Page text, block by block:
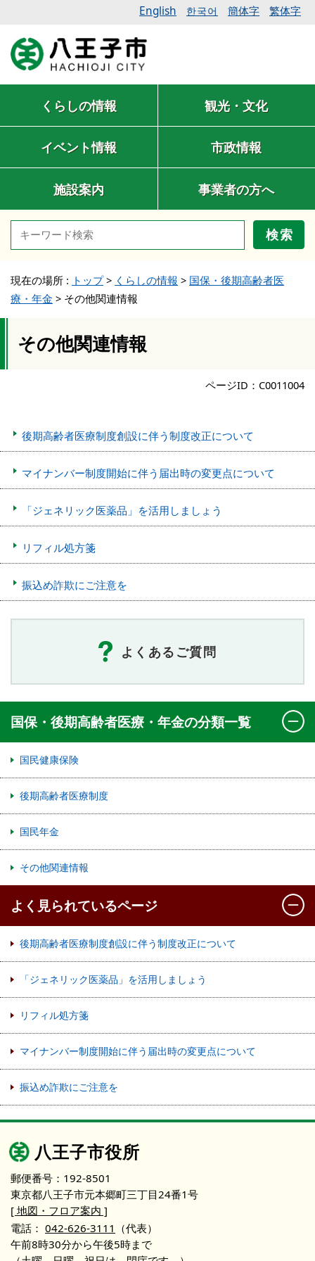
English 한국어 簡体字 繁体字
くらしの情報 観光・文化
イベント情報 市政情報
施設案内 事業者の方へ
検索
現在の場所 : トップ> くらしの情報 > 国保・後期高齢者医
療・年金 > その他関連情報
その他関連情報
ページID：C0011004
後期高齢者医療制度創設に伴う制度改正について
マイナンバー制度開始に伴う届出時の変更点について
「ジェネリック医薬品」を活用しましょう
リフィル処方箋
振込め詐欺にご注意を
よくあるご質問
国保・後期高齢者医療・年金の分類一覧
国民健康保険
後期高齢者医療制度
国民年金
その他関連情報
よく見られているページ
後期高齢者医療制度創設に伴う制度改正について
「ジェネリック医薬品」を活用しましょう
リフィル処方箋
マイナンバー制度開始に伴う届出時の変更点について
振込め詐欺にご注意を
八王子市役所
郵便番号：192-8501
東京都八王子市元本郷町三丁目24番1号
[ 地図・フロア案内 ]
電話： 042-626-3111 （代表）
午前8時30分から午後5時まで